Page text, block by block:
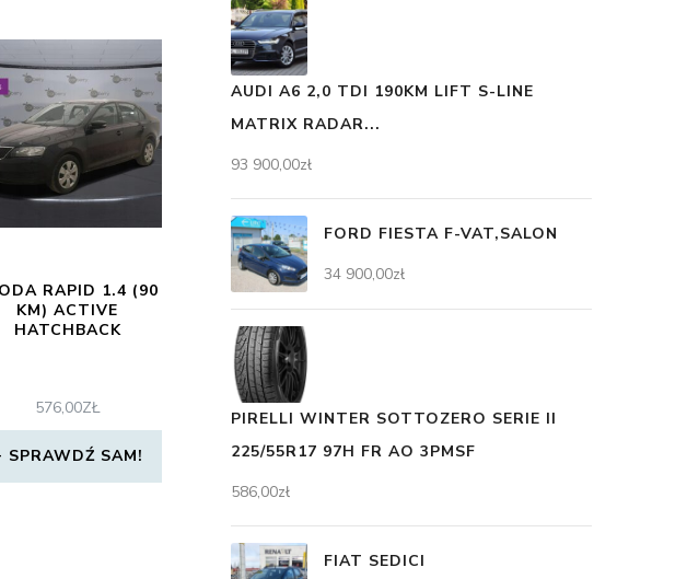
RAPID 1.4 (90
KM) ACTIVE
HATCHBACK
576,00ZŁ
SPRAWDŹ SAM!
AUDI A6 2,0 TDI 190KM LIFT S-LINE
MATRIX RADAR...
93 900,00zł
FORD FIESTA F-VAT,SALON
34 900,00zł
PIRELLI WINTER SOTTOZERO SERIE II
225/55R17 97H FR AO 3PMSF
586,00zł
FIAT SEDICI